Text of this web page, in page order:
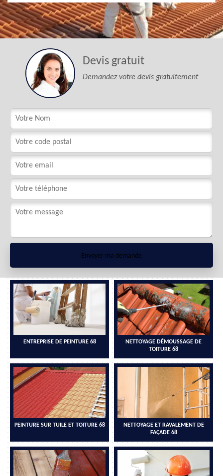
Devis gratuit
Demandez votre devis gratuitement
ENTREPRISE DE PEINTURE 68
NETTOYAGE DÉMOUSSAGE DE
TOITURE 68
PEINTURE SUR TUILE ET TOITURE 68
NETTOYAGE ET RAVALEMENT DE
FAÇADE 68